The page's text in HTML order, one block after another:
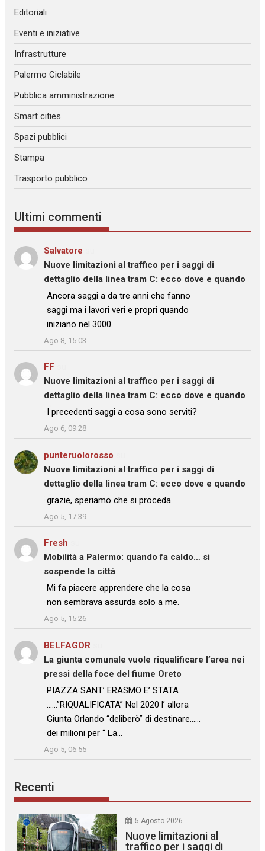
Editoriali
Eventi e iniziative
Infrastrutture
Palermo Ciclabile
Pubblica amministrazione
Smart cities
Spazi pubblici
Stampa
Trasporto pubblico
Ultimi commenti
Salvatore
Nuove limitazioni al traffico per i saggi di
dettaglio della linea tram C: ecco dove e quando
: “
Ancora saggi a da tre anni che fanno
saggi ma i lavori veri e propri quando
iniziano nel 3000
”
Ago 8, 15:03
FF
Nuove limitazioni al traffico per i saggi di
dettaglio della linea tram C: ecco dove e quando
: “ I precedenti saggi a cosa sono serviti?
Ago 6, 09:28
punteruolorosso
Nuove limitazioni al traffico per i saggi di
dettaglio della linea tram C: ecco dove e quando
: “
grazie, speriamo che si proceda
”
Ago 5, 17:39
Fresh
Mobilità a Palermo: quando fa caldo… si
sospende la città
: “Mi fa piacere apprendere che la cosa
non sembrava assurda solo a me.
”
Ago 5, 15:26
BELFAGOR
La giunta comunale vuole riqualificare l’area nei
pressi della foce del fiume Oreto
: “
PIAZZA SANT’ ERASMO E’ STATA
……”RIQUALIFICATA” Nel 2020 l’ allora
Giunta Orlando “deliberò” di destinare……
dei milioni per “ La…
”
Ago 5, 06:55
Recenti
5 Agosto 2026
Nuove limitazioni al
traffico per i saggi di